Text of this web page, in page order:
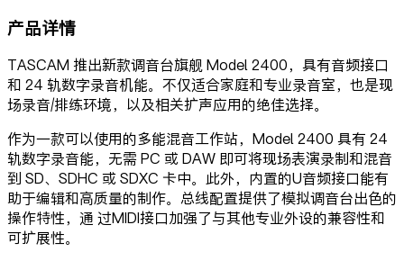
产品详情
TASCAM 推出新款调音台旗舰 Model 2400，具有音频接口
和 24 轨数字录音机能。不仅适合家庭和专业录音室，也是现
场录音/排练环境，以及相关扩声应用的绝佳选择。
作为一款可以使用的多能混音工作站，Model 2400 具有 24
轨数字录音能，无需 PC 或 DAW 即可将现场表演录制和混音
到 SD、SDHC 或 SDXC 卡中。此外，内置的U音频接口能有
助于编辑和高质量的制作。总线配置提供了模拟调音台出色的
操作特性，通 过MIDI接口加强了与其他专业外设的兼容性和
可扩展性。